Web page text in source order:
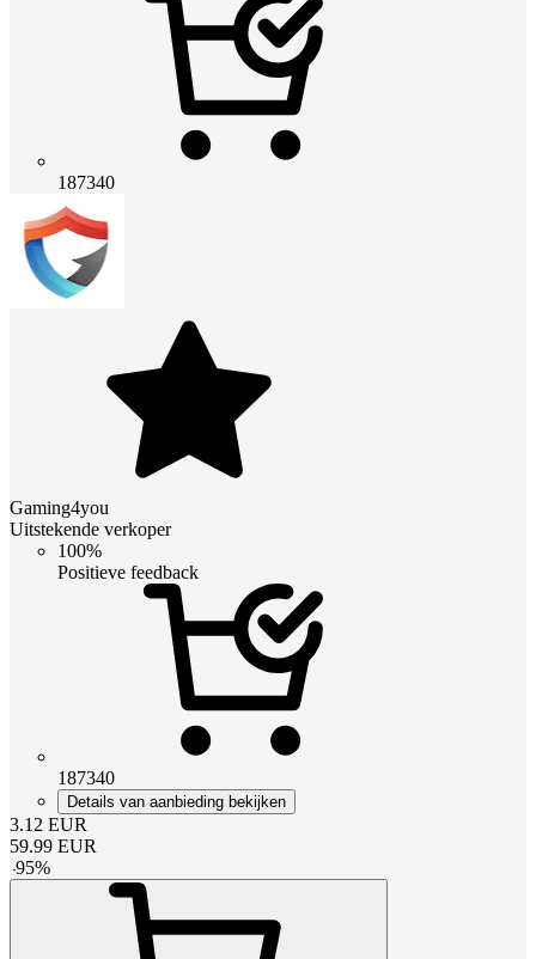
187340
Gaming4you
Uitstekende verkoper
100%
Positieve feedback
187340
Details van aanbieding bekijken
3.12 EUR
59.99 EUR
-95%